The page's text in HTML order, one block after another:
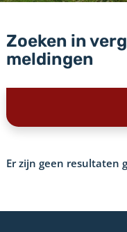
Zoeken in
meldingen
Er zijn geen resultaten